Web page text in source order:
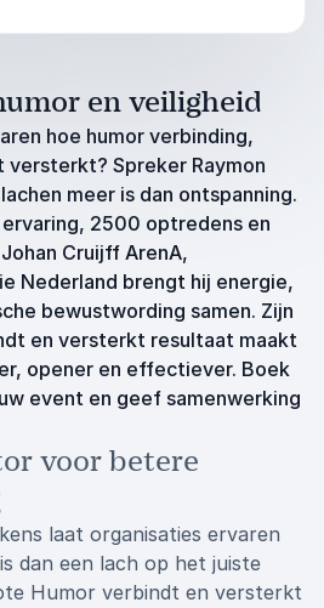
en veiligheid
hoe humor verbinding,
Spreker Raymon
meer is dan ontspanning.
2500 optredens en
Cruijff ArenA,
Nederland brengt hij energie,
bewustwording samen. Zijn
en versterkt resultaat maakt
opener en effectiever. Boek
event en geef samenwerking
voor betere
laat organisaties ervaren
dan een lach op het juiste
Humor verbindt en versterkt